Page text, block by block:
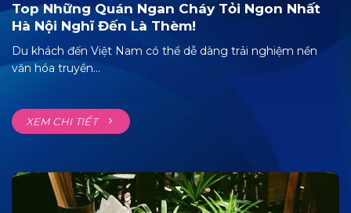
Top Những Quán Ngan Cháy Tỏi Ngon Nhất
Hà Nội Nghĩ Đến Là Thèm!
Du khách đến Việt Nam có thể dễ dàng trải nghiệm nền
văn hóa truyền...
XEM CHI TIẾT